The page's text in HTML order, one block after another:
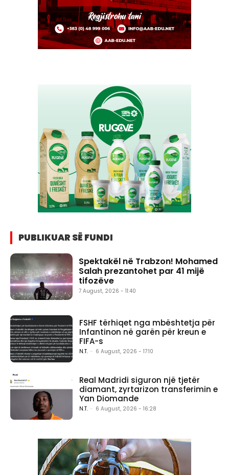
PUBLIKUAR SË FUNDI
Spektakël në Trabzon! Mohamed
Salah prezantohet par 41 mijë
tifozëve
7 August, 2026 - 11:40
FSHF tërhiqet nga mbështetja për
Infantinon në garën për kreun e
FIFA-s
N.T. - 6 August, 2026 - 17:10
Real Madridi siguron një tjetër
diamant, zyrtarizon transferimin e
Yan Diomande
N.T. - 6 August, 2026 - 16:28